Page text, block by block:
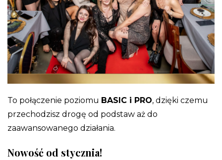
To połączenie poziomu BASIC i PRO, dzięki czemu
przechodzisz drogę od podstaw aż do
zaawansowanego działania.
Nowość od stycznia!